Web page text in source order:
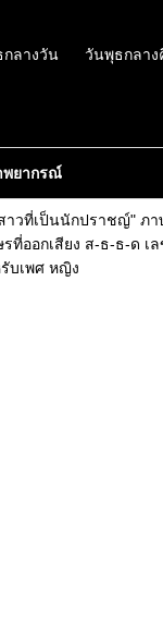
ลางวัน วันพุธกลา
พยากรณ์
าวที่เป็นนักปราชญ์" ภา
ที่ออกเสียง ส-ธ-ธ-ด เ
บเพศ หญิง